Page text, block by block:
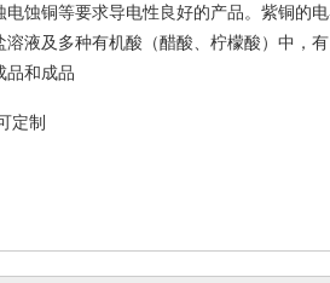
蚀铜等要求导电性良好的产品。紫铜的
液及多种有机酸（醋酸、柠檬酸）中，
品和成品
定制